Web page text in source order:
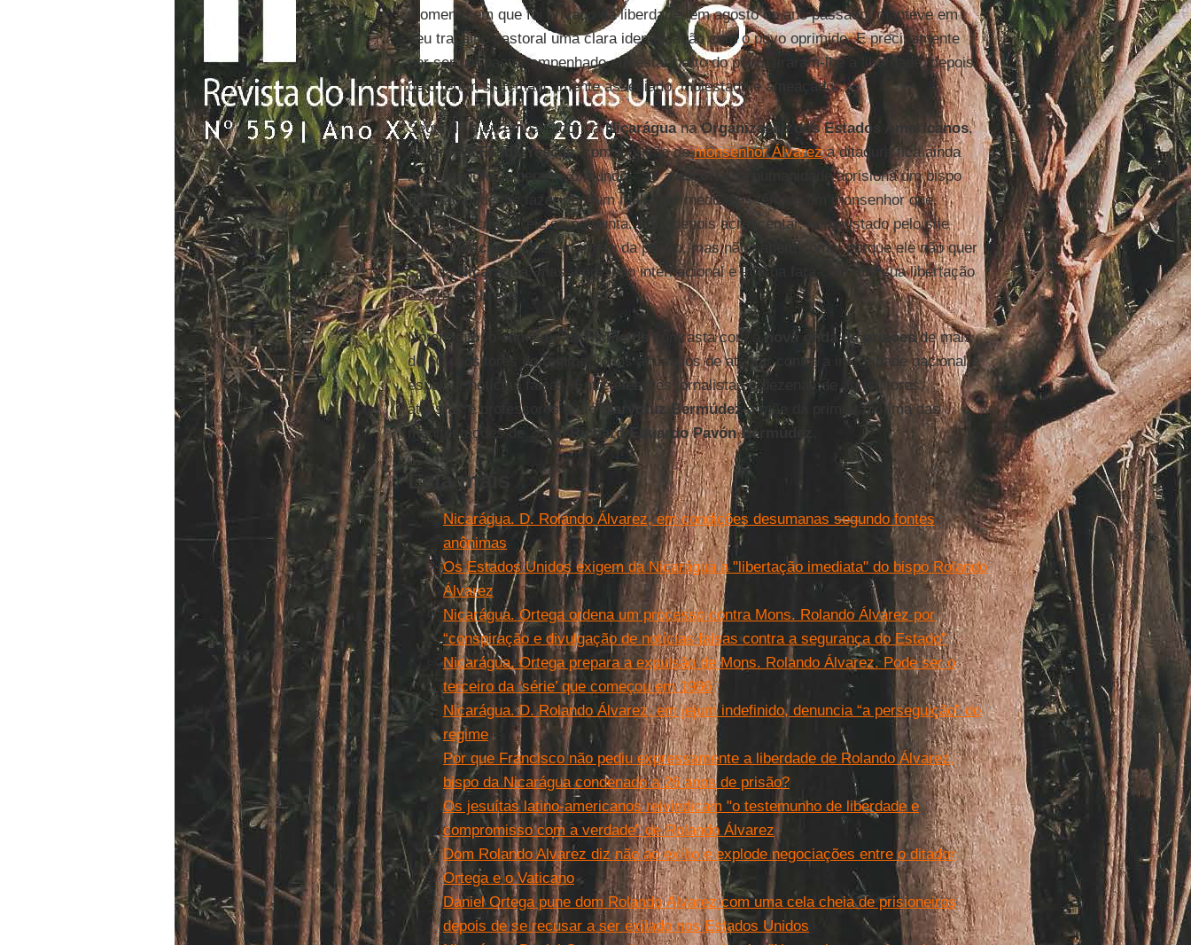
momento em que foi privado da liberdade, em agosto do ano passado, manteve em
seu trabalho pastoral uma clara identificação com o povo oprimido. E precisamente
por ser um pastor empenhado em estar perto do povo, tiraram-lhe a liberdade, depois
de o terem sistematicamente assediado, molestado e ameaçado”.
Segundo o ex-embaixador daNicaráguanaOrganização dos Estados Americanos,
Arturo McFields Yescas, com a prisão demonsenhor Álvareza ditadura fica ainda
mais manchada perante o mundo: “Só aescória
da humanidade aprisiona um bispo
que não pode lhe fazer nenhum mal. Que medo eles têm de um monsenhor que
carrega a cruz?”, ele se pergunta. Para depois acrescentar, entrevistado pelo site
100% Noticias: "Querem tirá-lo da prisão, mas não sabem como, porque ele não quer
sair daNicarágua , mas a pressão internacional e interna fará com que sua libertação
ocorra em breve".
No entanto, o otimismo de McFields contrasta com anova onda de prisõesde mais
de 60 opositores do regime, todos acusados de atentar contra a integridade nacional e
espalhar notícias falsas. Entre eles três jornalistas e dezenas de agricultores,
ativistas e professores e atéMarycruz Bermúdeza mãe da primeira vítima das
manifestações de 2018,Richard Eduardo Pavón Bermúdez
Leia mais
Nicarágua. D. Rolando Álvarez, em condições desumanas segundo fontes
anônimas
Os Estados Unidos exigem da Nicarágua a "libertação imediata" do bispo Rolando
Álvarez
Nicarágua. Ortega ordena um processo contra Mons. Rolando Álvarez por
“conspiração e divulgação de notícias falsas contra a segurança do Estado”
Nicarágua. Ortega prepara a expulsão de Mons. Rolando Álvarez. Pode ser o
terceiro da ‘série’ que começou em 1986
Nicarágua. D. Rolando Álvarez, em jejum indefinido, denuncia “a perseguição” do
regime
Por que Francisco não pediu expressamente a liberdade de Rolando Álvarez,
bispo da Nicarágua condenado a 26 anos de prisão?
Os jesuítas latino-americanos reivindicam "o testemunho de liberdade e
compromisso com a verdade" de Rolando Álvarez
Dom Rolando Alvarez diz não ao exílio e explode negociações entre o ditador
Ortega e o Vaticano
Daniel Ortega pune dom Rolando Álvarez com uma cela cheia de prisioneiros
depois de se recusar a ser exilado nos Estados Unidos